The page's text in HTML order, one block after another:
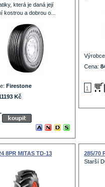
která je daná její
kostrou a dobrou o...
Firestone
Kč
Cena:
8PR MITAS TD-13
285/70
Starší